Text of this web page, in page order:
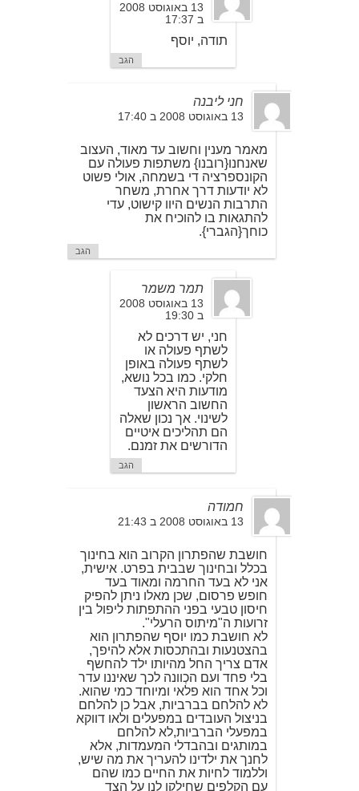
13 באוגוסט 2008
ב 17:37
תודה, יוסף
הגב
חני ליבנה
13 באוגוסט 2008 ב 17:40
מאמר מענין וחשוב עד מאוד, העצוב
שאנחנו{רובנו} משתפות פעולה עם
הקונספרציה די בשמחה, אולי פשוט
לא יודעות דרך אחרת, משחר
התרבות הנשים היוו קישוט, עדי
להתגאות בו להוכיח את
כוחך{הגברי}.
הגב
תמר משמר
13 באוגוסט 2008
ב 19:30
חני, יש דרכים לא
לשתף פעולה או
לשתף פעולה באופן
חלקי. כמו בכל נושא,
מודעות היא הצעד
החשוב הראשון
לשינוי. אך נכון שאלה
הם תהליכים איטיים
הדורשים את זמנם.
הגב
חמודה
13 באוגוסט 2008 ב 21:43
חושבת שהפתרון הקרוב הוא בחינוך
בכלל ובחינוך שבבית בפרט. אישית,
אני לא בעד החרמה ומאוד בעד
חופש פרסום, שכן מאלו ניתן להפיק
חיסון טבעי בפני ההתפתות ליפול בין
זרועות ה"מיתוס הרעלי".
לא חושבת כמו יוסף שהפתרון הוא
בהצטנעות ובהתכסות אלא להיפך,
אדם צריך החל מהיותו ילד להחשף
בלי פחד ועם הכְוונה לכך שאיננו עדר
וכל אחד הוא פלאי ומיוחד כמי שהוא.
לא להלחם בברביות, אבל כן להלחם
בניצול העובדים במפעלים ולאו דווקא
במפעלי הברביות,לא להלחם
במותגים ובהבדלי המעמדות, אלא
לחנך את ילדינו להעריך את מה שיש,
וללמוד לחיות את החיים כמו שהם
עם הקלפים שחילקו לנו על הצד